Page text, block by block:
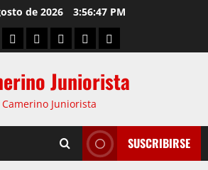
de 2026 3:56:48 PM
Juniorista
Camerino Juniorista
SUSCRIBIRSE